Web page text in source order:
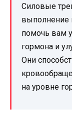
Силовые
выполнение
помочь вам
гормона и
Они
на уровне